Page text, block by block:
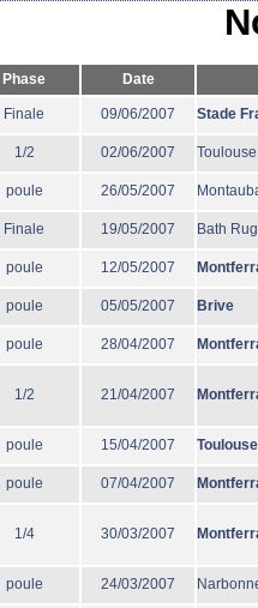
Phase Date
Finale 09/06/2007 Stade
1/2 02/06/2007 Toulouse
poule 26/05/2007
Finale 19/05/2007 Bath
poule 12/05/2007
poule 05/05/2007 Brive
poule 28/04/2007
1/2 21/04/2007
poule 15/04/2007 Toulouse
poule 07/04/2007
1/4 30/03/2007
poule 24/03/2007